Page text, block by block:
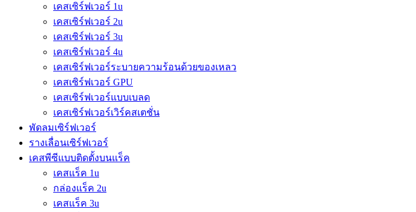
เคสเซิร์ฟเวอร์ 1u
เคสเซิร์ฟเวอร์ 2u
เคสเซิร์ฟเวอร์ 3u
เคสเซิร์ฟเวอร์ 4u
เคสเซิร์ฟเวอร์ระบายความร้อนด้วยของเหลว
เคสเซิร์ฟเวอร์ GPU
เคสเซิร์ฟเวอร์แบบเบลด
เคสเซิร์ฟเวอร์เวิร์คสเตชั่น
พัดลมเซิร์ฟเวอร์
รางเลื่อนเซิร์ฟเวอร์
เคสพีซีแบบติดตั้งบนแร็ค
เคสแร็ค 1u
กล่องแร็ค 2u
เคสแร็ค 3u